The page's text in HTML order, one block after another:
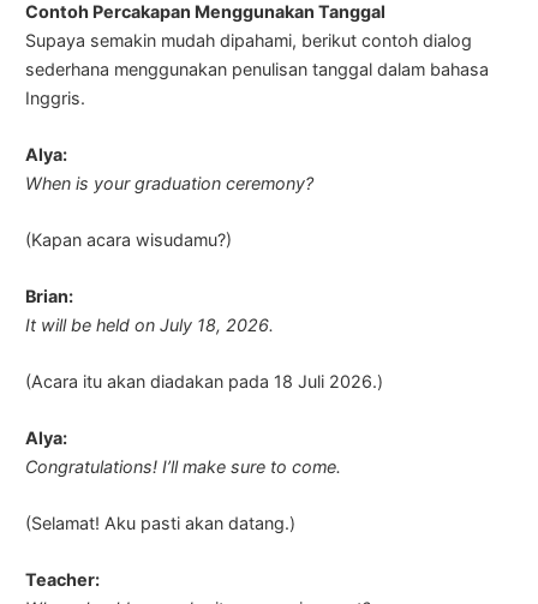
Contoh Percakapan Menggunakan Tanggal
Supaya semakin mudah dipahami, berikut contoh dialog
sederhana menggunakan penulisan tanggal dalam bahasa
Inggris.
Alya:
When is your graduation ceremony?
(Kapan acara wisudamu?)
Brian:
It will be held on July 18, 2026.
(Acara itu akan diadakan pada 18 Juli 2026.)
Alya:
Congratulations! I’ll make sure to come.
(Selamat! Aku pasti akan datang.)
Teacher: